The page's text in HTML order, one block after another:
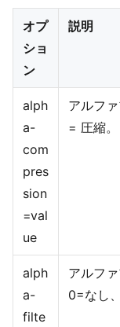
オプ
ショ
ン
説明
alph
a-
com
pres
sion
=val
ue
アルフ
= 圧縮。
alph
a-
filte
アルフ
0=なし